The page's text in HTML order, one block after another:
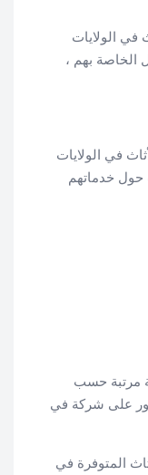
في الولايات
الخاصة بهم ،
في الولايات
حول خدماتهم
مرتبة حسب
على شركة في
المتوفرة في